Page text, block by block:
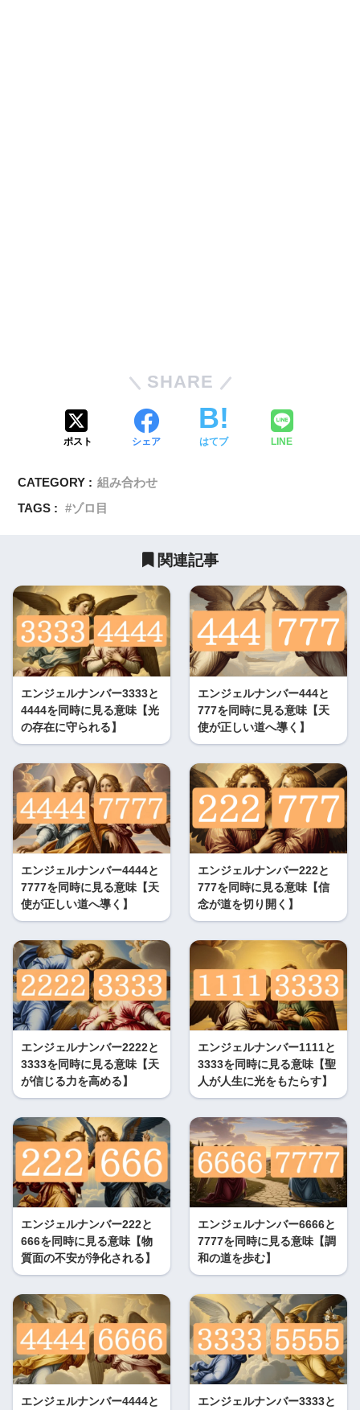
SHARE
ポスト シェア はてブ LINE
CATEGORY : 組み合わせ
TAGS :
ゾロ目
関連記事
エンジェルナンバー3333と
4444を同時に見る意味【光
の存在に守られる】
エンジェルナンバー444と
777を同時に見る意味【天
使が正しい道へ導く】
エンジェルナンバー4444と
7777を同時に見る意味【天
使が正しい道へ導く】
エンジェルナンバー222と
777を同時に見る意味【信
念が道を切り開く】
エンジェルナンバー2222と
3333を同時に見る意味【天
が信じる力を高める】
エンジェルナンバー1111と
3333を同時に見る意味【聖
人が人生に光をもたらす】
エンジェルナンバー222と
666を同時に見る意味【物
質面の不安が浄化される】
エンジェルナンバー6666と
7777を同時に見る意味【調
和の道を歩む】
エンジェルナンバー4444と
エンジェルナンバー3333と